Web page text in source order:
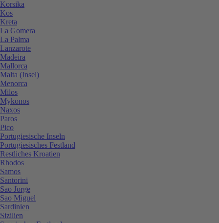
Korsika
Kos
Kreta
La Gomera
La Palma
Lanzarote
Madeira
Mallorca
Malta (Insel)
Menorca
Milos
Mykonos
Naxos
Paros
Pico
Portugiesische Inseln
Portugiesisches Festland
Restliches Kroatien
Rhodos
Samos
Santorini
Sao Jorge
Sao Miguel
Sardinien
Sizilien